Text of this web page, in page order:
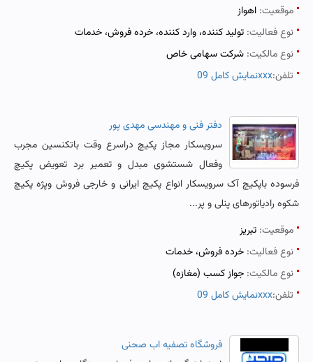
موقعیت: اهواز
نوع فعالیت: تولید کننده، وارد کننده، خرده فروش، خدمات
نوع مالکیت: شرکت سهامی خاص
تلفن:نمایش کامل 09xxx
دفتر فنی و مهندسی مهدی پور
سرویسکار مجاز پکیچ دراسرع وقت باتکنسین مجرب
وفعال شستشوی مبدل و تعمیر برد تعویض پکیچ
فرسوده باپکیچ آک سرویسکار انواع پکیچ ایرانی و خارجی فروش ویِژه پکیچ
شکوه رادیاتورهای پنلی و پر...
موقعیت: تبریز
نوع فعالیت: خرده فروش، خدمات
نوع مالکیت: جواز کسب (مغازه)
تلفن:نمایش کامل 09xxx
فروشگاه تصفیه اب صحنی